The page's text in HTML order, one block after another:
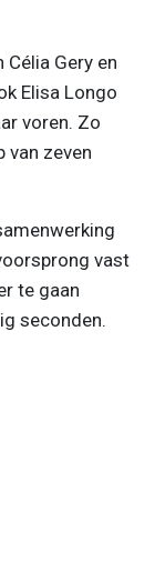
Gery en
Elisa Longo
voren. Zo
van zeven
vast
te gaan
seconden.